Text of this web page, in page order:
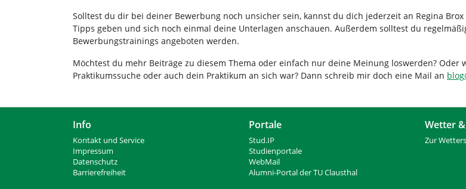
Solltest du dir bei deiner Bewerbung noch unsicher sein, kannst du dich jederzeit an Regina Brox
Tipps geben und sich noch einmal deine Unterlagen anschauen. Außerdem solltest du
Bewerbungstrainings angeboten werden.
Möchtest du mehr Beiträge zu diesem Thema oder einfach nur deine Meinung loswerden?
Praktikumssuche oder auch dein Praktikum an sich war? Dann schreib mir doch eine Mail an blog
Info
Kontakt und Service
Impressum
Datenschutz
Barrierefreiheit
Portale
Stud.IP
Studienportale
WebMail
Alumni-Portal der TU Clausthal
Wetter
Zur